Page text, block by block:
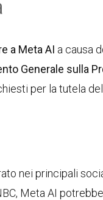
a Meta AI a causa
Generale sulla
per la tutela
nei principali
Meta AI potrebbe